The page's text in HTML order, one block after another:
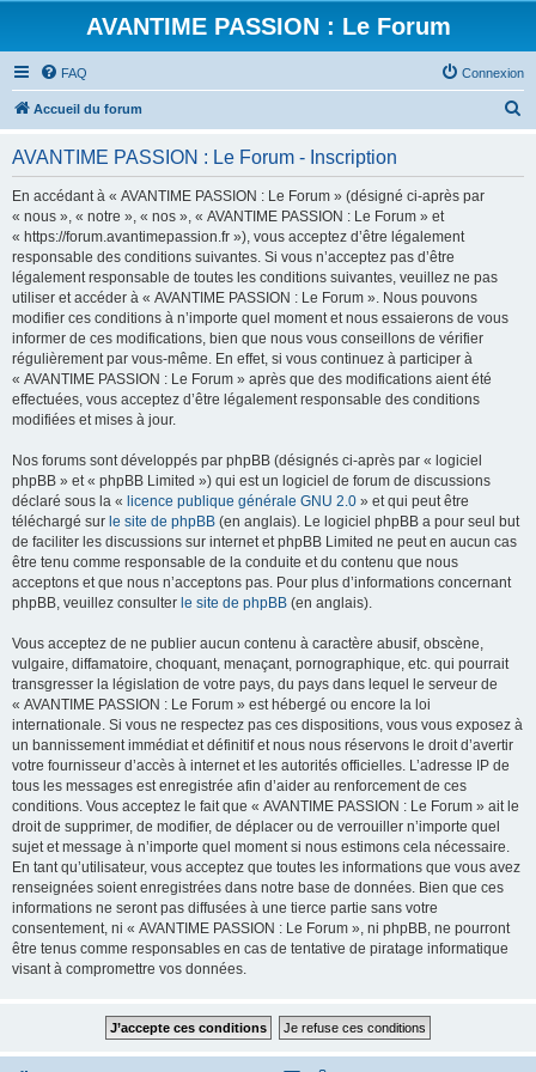
AVANTIME PASSION : Le Forum
FAQ Connexion
Accueil du forum
AVANTIME PASSION : Le Forum - Inscription
En accédant à « AVANTIME PASSION : Le Forum » (désigné ci-après par
« nous », « notre », « nos », « AVANTIME PASSION : Le Forum » et
« https://forum.avantimepassion.fr »), vous acceptez d’être légalement
responsable des conditions suivantes. Si vous n’acceptez pas d’être
légalement responsable de toutes les conditions suivantes, veuillez ne pas
utiliser et accéder à « AVANTIME PASSION : Le Forum ». Nous pouvons
modifier ces conditions à n’importe quel moment et nous essaierons de vous
informer de ces modifications, bien que nous vous conseillons de vérifier
régulièrement par vous-même. En effet, si vous continuez à participer à
« AVANTIME PASSION : Le Forum » après que des modifications aient été
effectuées, vous acceptez d’être légalement responsable des conditions
modifiées et mises à jour.
Nos forums sont développés par phpBB (désignés ci-après par « logiciel
phpBB » et « phpBB Limited ») qui est un logiciel de forum de discussions
déclaré sous la « licence publique générale GNU 2.0 » et qui peut être
téléchargé sur le site de phpBB (en anglais). Le logiciel phpBB a pour seul but
de faciliter les discussions sur internet et phpBB Limited ne peut en aucun cas
être tenu comme responsable de la conduite et du contenu que nous
acceptons et que nous n’acceptons pas. Pour plus d’informations concernant
phpBB, veuillez consulter le site de phpBB (en anglais).
Vous acceptez de ne publier aucun contenu à caractère abusif, obscène,
vulgaire, diffamatoire, choquant, menaçant, pornographique, etc. qui pourrait
transgresser la législation de votre pays, du pays dans lequel le serveur de
« AVANTIME PASSION : Le Forum » est hébergé ou encore la loi
internationale. Si vous ne respectez pas ces dispositions, vous vous exposez à
un bannissement immédiat et définitif et nous nous réservons le droit d’avertir
votre fournisseur d’accès à internet et les autorités officielles. L’adresse IP de
tous les messages est enregistrée afin d’aider au renforcement de ces
conditions. Vous acceptez le fait que « AVANTIME PASSION : Le Forum » ait le
droit de supprimer, de modifier, de déplacer ou de verrouiller n’importe quel
sujet et message à n’importe quel moment si nous estimons cela nécessaire.
En tant qu’utilisateur, vous acceptez que toutes les informations que vous avez
renseignées soient enregistrées dans notre base de données. Bien que ces
informations ne seront pas diffusées à une tierce partie sans votre
consentement, ni « AVANTIME PASSION : Le Forum », ni phpBB, ne pourront
être tenus comme responsables en cas de tentative de piratage informatique
visant à compromettre vos données.